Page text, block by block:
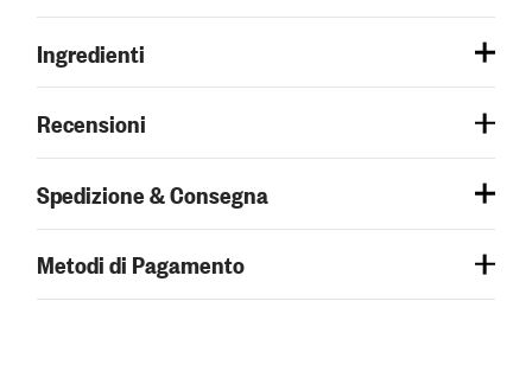
Ingredienti
Recensioni
Spedizione & Consegna
Metodi di Pagamento